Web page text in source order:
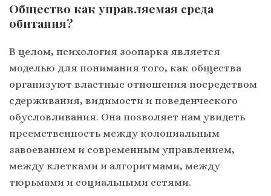
Общество как управляемая среда
обитания?
В целом, психология зоопарка является
моделью для понимания того, как общества
организуют властные отношения посредством
сдерживания, видимости и поведенческого
обусловливания. Она позволяет нам увидеть
преемственность между колониальным
завоеванием и современным управлением,
между клетками и алгоритмами, между
тюрьмами и социальными сетями.